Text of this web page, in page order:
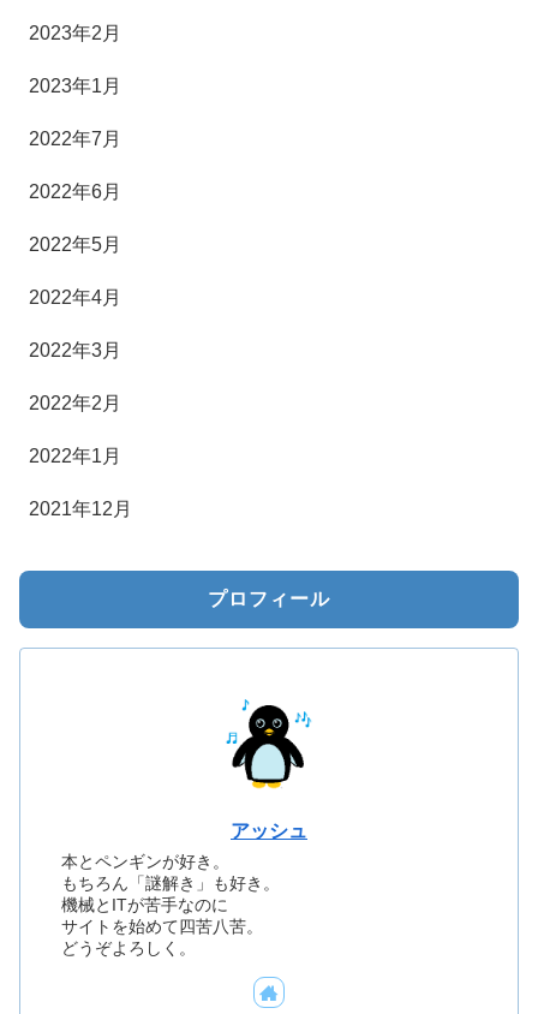
2023年2月
2023年1月
2022年7月
2022年6月
2022年5月
2022年4月
2022年3月
2022年2月
2022年1月
2021年12月
プロフィール
アッシュ
本とペンギンが好き。
もちろん「謎解き」も好き。
機械とITが苦手なのに
サイトを始めて四苦八苦。
どうぞよろしく。